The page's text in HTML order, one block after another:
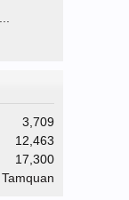
3,709
12,463
17,300
Tamquan